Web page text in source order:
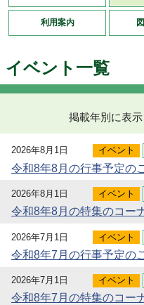
利用案内
イベント一覧
掲載年別に表示
2026年8月1日 イベント
令和8年8月の行事予定の
2026年8月1日 イベント
令和8年8月の特集のコー
2026年7月1日 イベント
令和8年7月の行事予定の
2026年7月1日 イベント
令和8年7月の特集のコー